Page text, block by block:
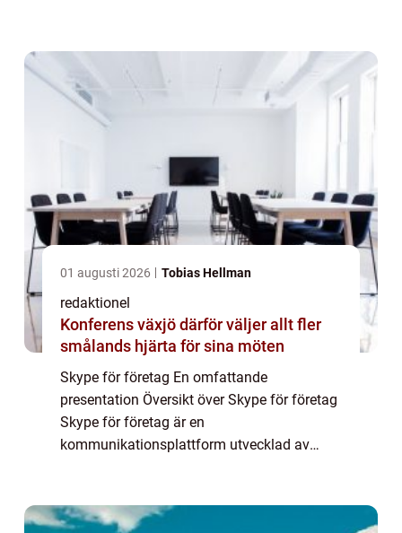
kommunicera och samarbeta på distans....
01 augusti 2026 Tobias Hellman
redaktionel
Konferens växjö därför väljer allt fler
smålands hjärta för sina möten
Skype för företag En omfattande
presentation Översikt över Skype för företag
Skype för företag är en
kommunikationsplattform utvecklad av
kommunicera och samarbeta på distans....